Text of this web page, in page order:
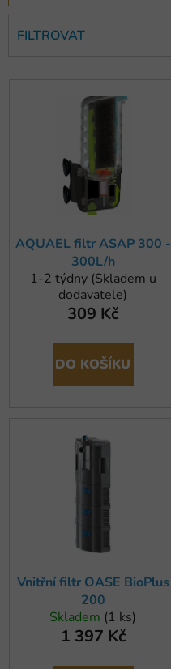
z
ů
FILTROVAT
dAQUAEL filtr ASAP 300 -
300L/h
1-2 týdny (Skladem u
dodavatele)
309 Kč
DO KOŠÍKU
Vnitřní filtr OASE BioPlus
200
Skladem (1 ks)
1 397 Kč